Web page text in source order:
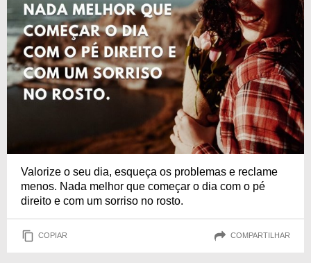
Valorize o seu dia, esqueça os problemas e reclame
menos. Nada melhor que começar o dia com o pé
direito e com um sorriso no rosto.
COPIAR COMPARTILHAR